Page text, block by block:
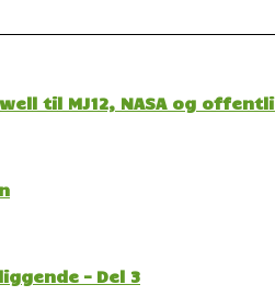
til MJ12, NASA og
– Del 3